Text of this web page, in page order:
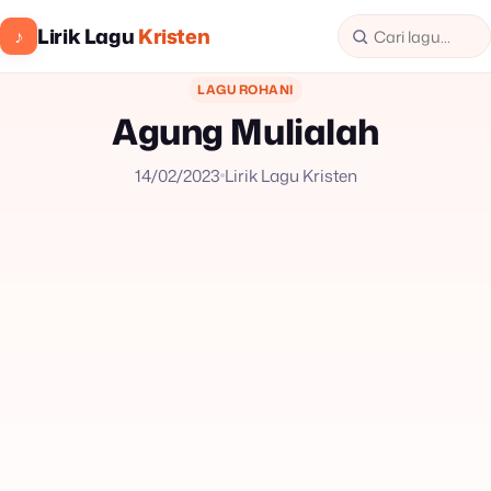
♪ Lirik LaguKristen
LAGU ROHANI
Agung Mulialah
14/02/2023 Lirik Lagu Kristen